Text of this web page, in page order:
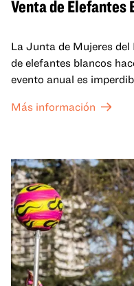
Venta de Elefantes
La Junta de Mujeres
de elefantes blancos
evento anual es
Más información